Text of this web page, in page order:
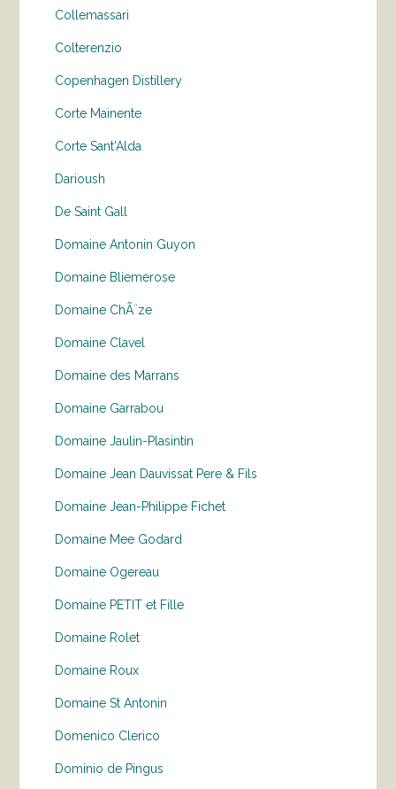
Collemassari
Colterenzio
Copenhagen Distillery
Corte Mainente
Corte Sant'Alda
Darioush
De Saint Gall
Domaine Antonin Guyon
Domaine Bliemerose
Domaine ChÃ¨ze
Domaine Clavel
Domaine des Marrans
Domaine Garrabou
Domaine Jaulin-Plasintin
Domaine Jean Dauvissat Pere & Fils
Domaine Jean-Philippe Fichet
Domaine Mee Godard
Domaine Ogereau
Domaine PETIT et Fille
Domaine Rolet
Domaine Roux
Domaine St Antonin
Domenico Clerico
Dominio de Pingus